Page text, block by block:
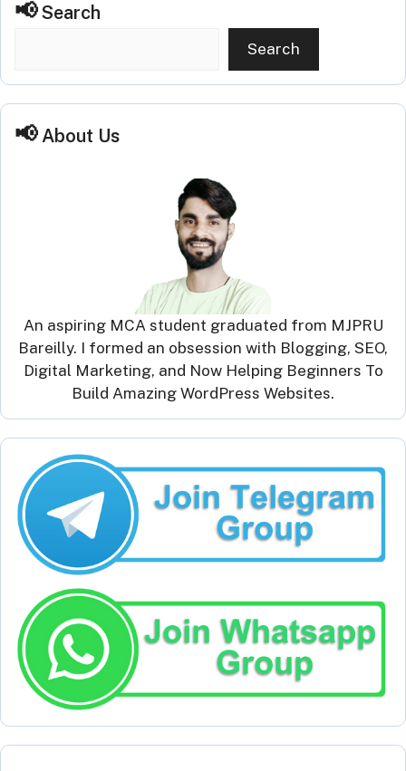
Search
Search
About Us
An aspiring MCA student graduated from MJPRU
Bareilly. I formed an obsession with Blogging, SEO,
Digital Marketing, and Now Helping Beginners To
Build Amazing WordPress Websites.